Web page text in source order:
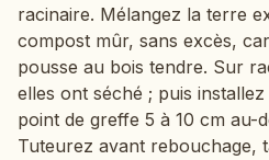
racinaire. Mélangez la terre
compost mûr, sans excès,
pousse au bois tendre. Sur
elles ont séché ; puis
point de greffe 5 à 10 cm au-
Tuteurez avant rebouchage,